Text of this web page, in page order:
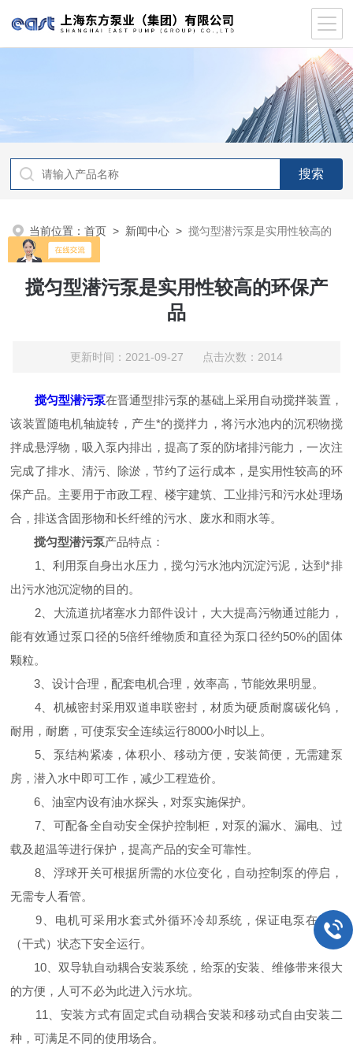
当前位置：首页 > 新闻中心 >搅匀型潜污泵是实用性较高的
环保产品
搅匀型潜污泵是实用性较高的环保产
品
更新时间：2021-09-27 点击次数：2014
搅匀型潜污泵在晋通型排污泵的基础上采用自动搅拌装置，
该装置随电机轴旋转，产生*的搅拌力，将污水池内的沉积物搅
拌成悬浮物，吸入泵内排出，提高了泵的防堵排污能力，一次注
完成了排水、清污、除淤，节约了运行成本，是实用性较高的环
保产品。主要用于市政工程、楼宇建筑、工业排污和污水处理场
合，排送含固形物和长纤维的污水、废水和雨水等。
搅匀型潜污泵产品特点：
1、利用泵自身出水压力，搅匀污水池内沉淀污泥，达到*排
出污水池沉淀物的目的。
2、大流道抗堵塞水力部件设计，大大提高污物通过能力，
能有效通过泵口径的5倍纤维物质和直径为泵口径约50%的固体
颗粒。
3、设计合理，配套电机合理，效率高，节能效果明显。
4、机械密封采用双道串联密封，材质为硬质耐腐碳化钨，
耐用，耐磨，可使泵安全连续运行8000小时以上。
5、泵结构紧凑，体积小、移动方便，安装简便，无需建泵
房，潜入水中即可工作，减少工程造价。
6、油室内设有油水探头，对泵实施保护。
7、可配备全自动安全保护控制柜，对泵的漏水、漏电、过
载及超温等进行保护，提高产品的安全可靠性。
8、浮球开关可根据所需的水位变化，自动控制泵的停启，
无需专人看管。
9、电机可采用水套式外循环冷却系统，保证电泵在无水
（干式）状态下安全运行。
10、双导轨自动耦合安装系统，给泵的安装、维修带来很大
的方便，人可不必为此进入污水坑。
11、安装方式有固定式自动耦合安装和移动式自由安装二
种，可满足不同的使用场合。